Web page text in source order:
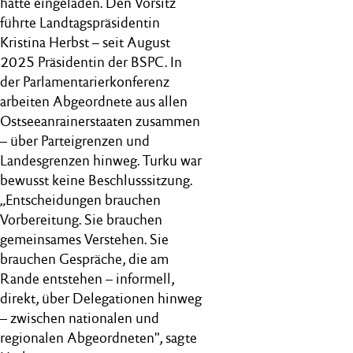
führte Landtagspräsidentin
Kristina Herbst – seit August
2025 Präsidentin der BSPC. In
der Parlamentarierkonferenz
arbeiten Abgeordnete aus allen
Ostseeanrainerstaaten zusammen
– über Parteigrenzen und
Landesgrenzen hinweg. Turku war
bewusst keine Beschlusssitzung.
„Entscheidungen brauchen
Vorbereitung. Sie brauchen
gemeinsames Verstehen. Sie
brauchen Gespräche, die am
Rande entstehen – informell,
direkt, über Delegationen hinweg
– zwischen nationalen und
regionalen Abgeordneten", sagte